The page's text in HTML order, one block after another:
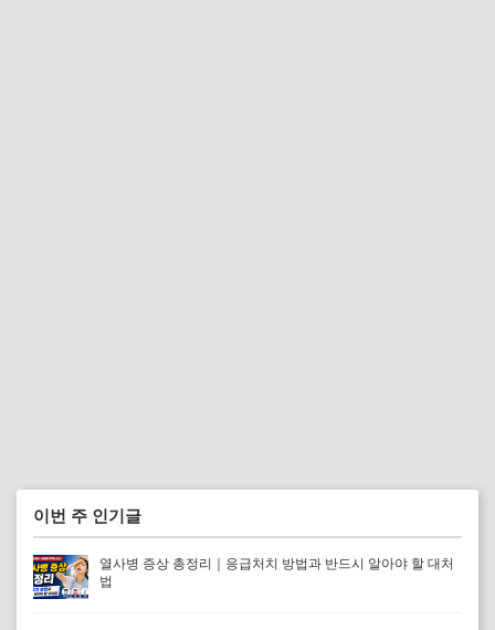
이번 주 인기글
열사병 증상 총정리｜응급처치 방법과 반드시 알아야 할 대처
법